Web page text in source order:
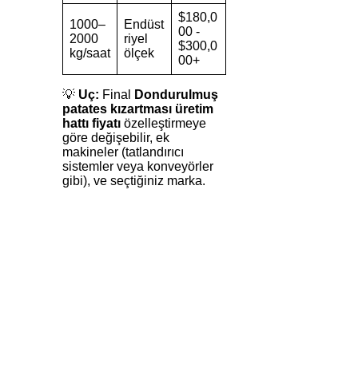
1000–
2000
kg/saat
Endüst
riyel
ölçek
$180,0
00 -
$300,0
00+
💡 Uç: Final
Dondurulmuş
patates kızartması üretim
hattı fiyatı özelleştirmeye
göre değişebilir, ek
makineler (tatlandırıcı
sistemler veya konveyörler
gibi), ve seçtiğiniz marka.